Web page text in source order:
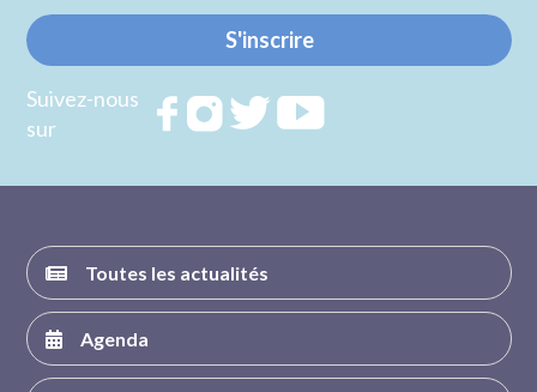
S'inscrire
Suivez-nous
sur
RejoignezRejoignezRejoignez
Toutes les actualités
Agenda